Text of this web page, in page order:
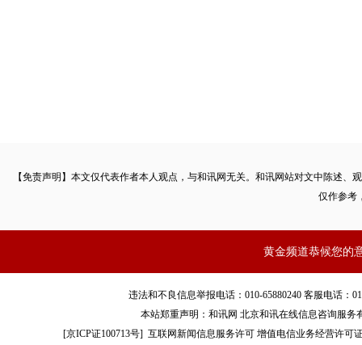
【免责声明】本文仅代表作者本人观点，与和讯网无关。和讯网站对文中陈述
仅作参考
黄金频道恭候您的
违法和不良信息举报电话：010-65880240 客服电话：
本站郑重声明：和讯网 北京和讯在线信息咨询服
[京ICP证100713号]互联网新闻信息服务许可 增值电信业务经营许可